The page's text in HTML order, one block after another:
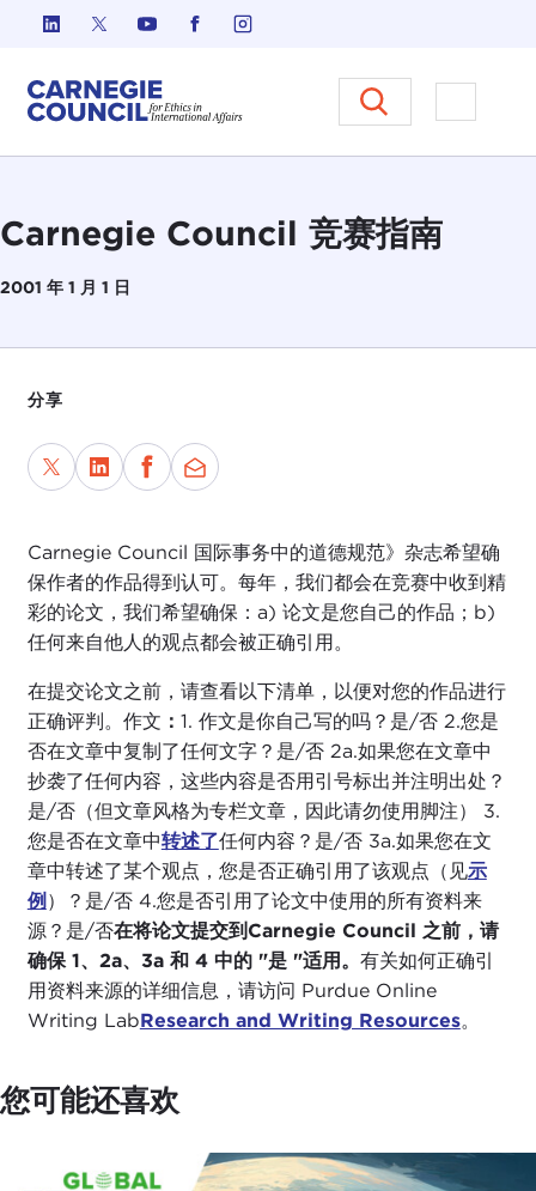
跳至内容
Carnegie Council 国际事务中的
打开菜单
Carnegie Council 竞赛指南
2001 年 1 月 1 日
分享
Carnegie Council 国际事务中的道德规范》杂志希望确
保作者的作品得到认可。每年，我们都会在竞赛中收到精
彩的论文，我们希望确保：a) 论文是您自己的作品；b)
任何来自他人的观点都会被正确引用。
在提交论文之前，请查看以下清单，以便对您的作品进行
正确评判。作文 ： 1. 作文是你自己写的吗？是/否 2.您是
否在文章中复制了任何文字？是/否 2a.如果您在文章中
抄袭了任何内容，这些内容是否用引号标出并注明出处？
是/否（但文章风格为专栏文章，因此请勿使用脚注） 3.
您是否在文章中转述了任何内容？是/否 3a.如果您在文
章中转述了某个观点，您是否正确引用了该观点（见示
例 ）？是/否 4.您是否引用了论文中使用的所有资料来
源？是/否在将论文提交到Carnegie Council 之前，请
确保 1、2a、3a 和 4 中的 "是 "适用。 有关如何正确引
用资料来源的详细信息，请访问 Purdue Online
Writing LabResearch and Writing Resources。
您可能还喜欢